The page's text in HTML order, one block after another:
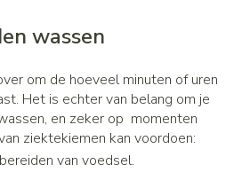
wassen
om de hoeveel minuten of uren
Het is echter van belang om je
en zeker op momenten
ziektekiemen kan voordoen:
van voedsel.